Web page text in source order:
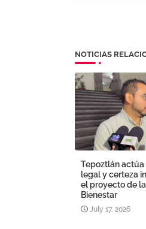
NOTICIAS
Tepoztlán
legal y certeza
el proyecto de
Bienestar
July 17, 2026